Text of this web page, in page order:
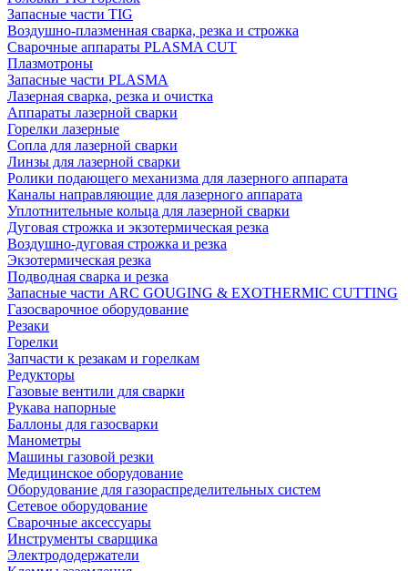
Запасные части TIG
Воздушно-плазменная сварка, резка и строжка
Сварочные аппараты PLASMA CUT
Плазмотроны
Запасные части PLASMA
Лазерная сварка, резка и очистка
Аппараты лазерной сварки
Горелки лазерные
Сопла для лазерной сварки
Линзы для лазерной сварки
Ролики подающего механизма для лазерного аппарата
Каналы направляющие для лазерного аппарата
Уплотнительные кольца для лазерной сварки
Дуговая строжка и экзотермическая резка
Воздушно-дуговая строжка и резка
Экзотермическая резка
Подводная сварка и резка
Запасные части ARC GOUGING & EXOTHERMIC CUTTING
Газосварочное оборудование
Резаки
Горелки
Запчасти к резакам и горелкам
Редукторы
Газовые вентили для сварки
Рукава напорные
Баллоны для газосварки
Манометры
Машины газовой резки
Медицинское оборудование
Оборудование для газораспределительных систем
Сетевое оборудование
Сварочные аксессуары
Инструменты сварщика
Электрододержатели